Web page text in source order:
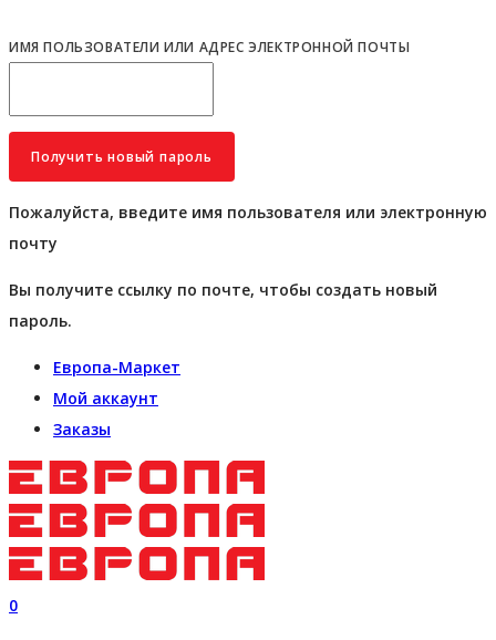
ИМЯ ПОЛЬЗОВАТЕЛИ ИЛИ АДРЕС ЭЛЕКТРОННОЙ ПОЧТЫ
Пожалуйста, введите имя пользователя или электронную
почту
Вы получите ссылку по почте, чтобы создать новый
пароль.
Европа-Маркет
Мой аккаунт
Заказы
0